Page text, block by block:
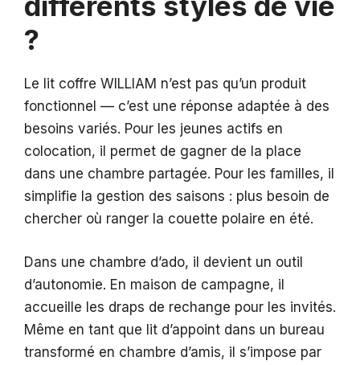
?
Le lit coffre WILLIAM n’est pas qu’un produit
fonctionnel — c’est une réponse adaptée à des
besoins variés. Pour les jeunes actifs en
colocation, il permet de gagner de la place
dans une chambre partagée. Pour les familles, il
simplifie la gestion des saisons : plus besoin de
chercher où ranger la couette polaire en été.
Dans une chambre d’ado, il devient un outil
d’autonomie. En maison de campagne, il
accueille les draps de rechange pour les invités.
Même en tant que lit d’appoint dans un bureau
transformé en chambre d’amis, il s’impose par